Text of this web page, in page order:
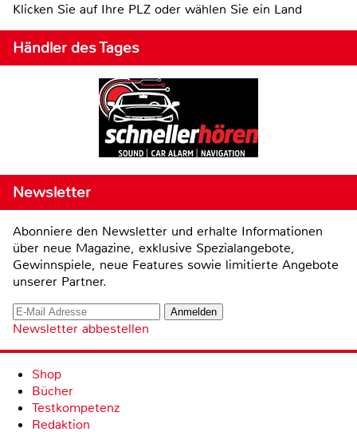
Klicken Sie auf Ihre PLZ oder wählen Sie ein Land
Händler des Tages
Newsletter
Abonniere den Newsletter und erhalte Informationen
über neue Magazine, exklusive Spezialangebote,
Gewinnspiele, neue Features sowie limitierte Angebote
unserer Partner.
Newsletter abbestellen
Shop
Bücher
Testkompetenz
Redaktion